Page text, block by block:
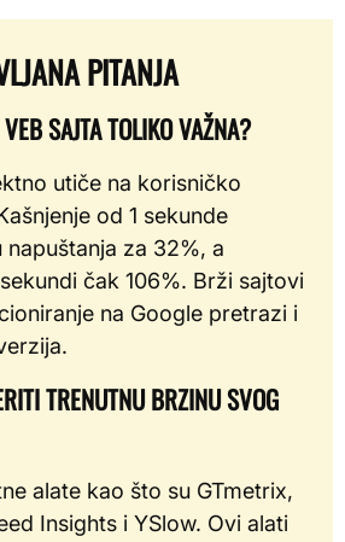
PITANJA
SAJTA TOLIKO VAŽNA?
utiče na korisničko
od 1 sekunde
za 32%, a
čak 106%. Brži sajtovi
na Google pretrazi i
TRENUTNU BRZINU SVOG
alate kao što su GTmetrix,
Insights i YSlow. Ovi alati